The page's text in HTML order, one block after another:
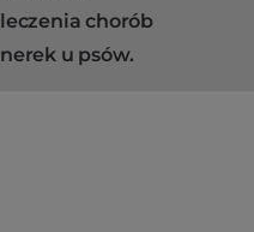
leczenia chorób
nerek u psów.